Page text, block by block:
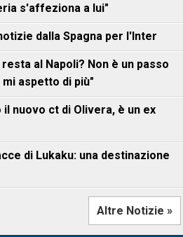
s'affeziona a lui"
dalla Spagna per l'Inter
al Napoli? Non è un passo
aspetto di più"
il nuovo ct di Olivera, è un ex
di Lukaku: una destinazione
Altre Notizie »